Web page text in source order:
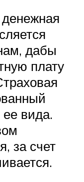
дабы
плату
ее вида.
за счет